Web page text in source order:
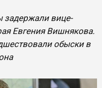
задержали вице-
Евгения Вишнякова.
обыски в